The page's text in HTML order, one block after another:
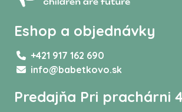
Eshop a objednávky
+421 917 162 690
info@babetkovo.sk
Predajňa Pri prachárni